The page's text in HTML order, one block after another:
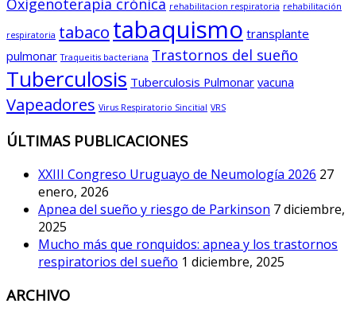
Oxigenoterapia crónica rehabilitacion respiratoria rehabilitación
respiratoria tabaco tabaquismo transplante
pulmonar Traqueitis bacteriana Trastornos del sueño
Tuberculosis Tuberculosis Pulmonar vacuna
Vapeadores Virus Respiratorio Sincitial VRS
ÚLTIMAS PUBLICACIONES
XXIII Congreso Uruguayo de Neumología 2026 27
enero, 2026
Apnea del sueño y riesgo de Parkinson 7 diciembre,
2025
Mucho más que ronquidos: apnea y los trastornos
respiratorios del sueño 1 diciembre, 2025
ARCHIVO